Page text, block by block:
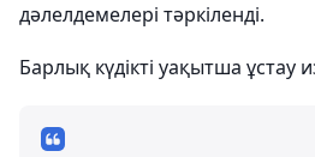
дәлелдемелері тәркіленді.
Барлық күдікті уақытша